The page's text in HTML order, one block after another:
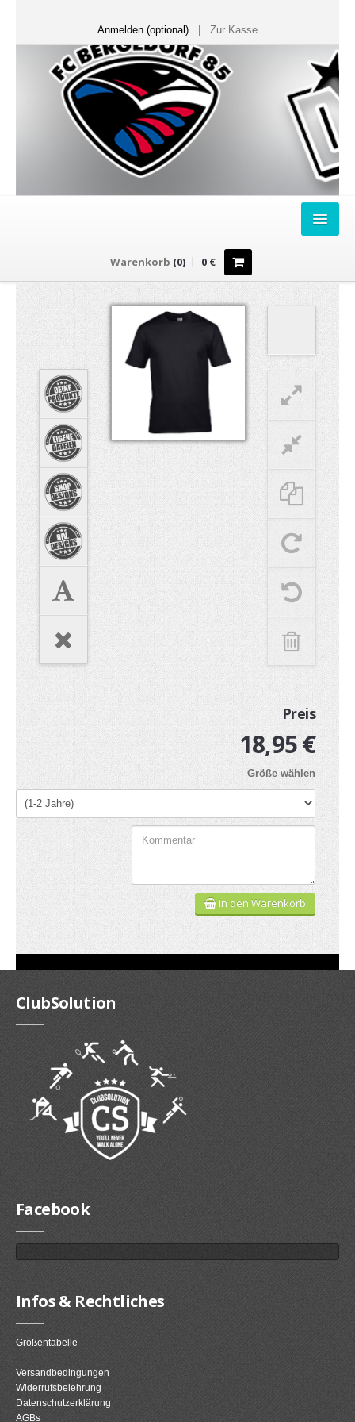
Anmelden (optional) Zur Kasse
FANSHOP
Sweater
T-Shirts
Hoodies
Gläser & Tassen & Krüge
Kochen & Grillen
Aufkleber & Handys & Mousepads
Taschen
Polo`s & Hemden
Wimpel & Fanschal & Schirme
Kappen & Mützen
Alles fürs Bad
Leinwände und Kissen
Alles für die Kids
Jacken
Long Sleeve & Tank Top
Gutscheine
Jogging & Shorts
GOODING
KONFIGURATOR
Warenkorb (0) 0€
Preis
18,95 €
Größe wählen
in den Warenkorb
ClubSolution
Facebook
Infos & Rechtliches
Größentabelle
Versandbedingungen
Widerrufsbelehrung
Datenschutzerklärung
AGBs